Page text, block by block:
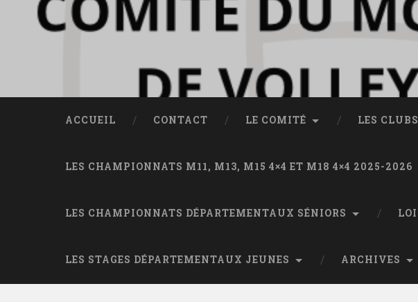
ACCUEIL CONTACT LE COMITÉ LES
LES CHAMPIONNATS M11, M13, M15 4×4 ET M18 4×4 2025-2026
LES CHAMPIONNATS DÉPARTEMENTAUX SÉNIORS
LES STAGES DÉPARTEMENTAUX JEUNES ARCHIVES